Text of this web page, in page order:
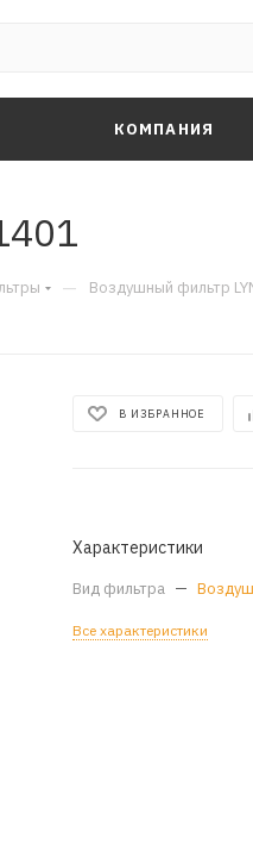
КОМПАНИЯ
— Воздушный фильтр
В ИЗБРАННОЕ
Характеристики
Вид фильтра —
Все характеристики